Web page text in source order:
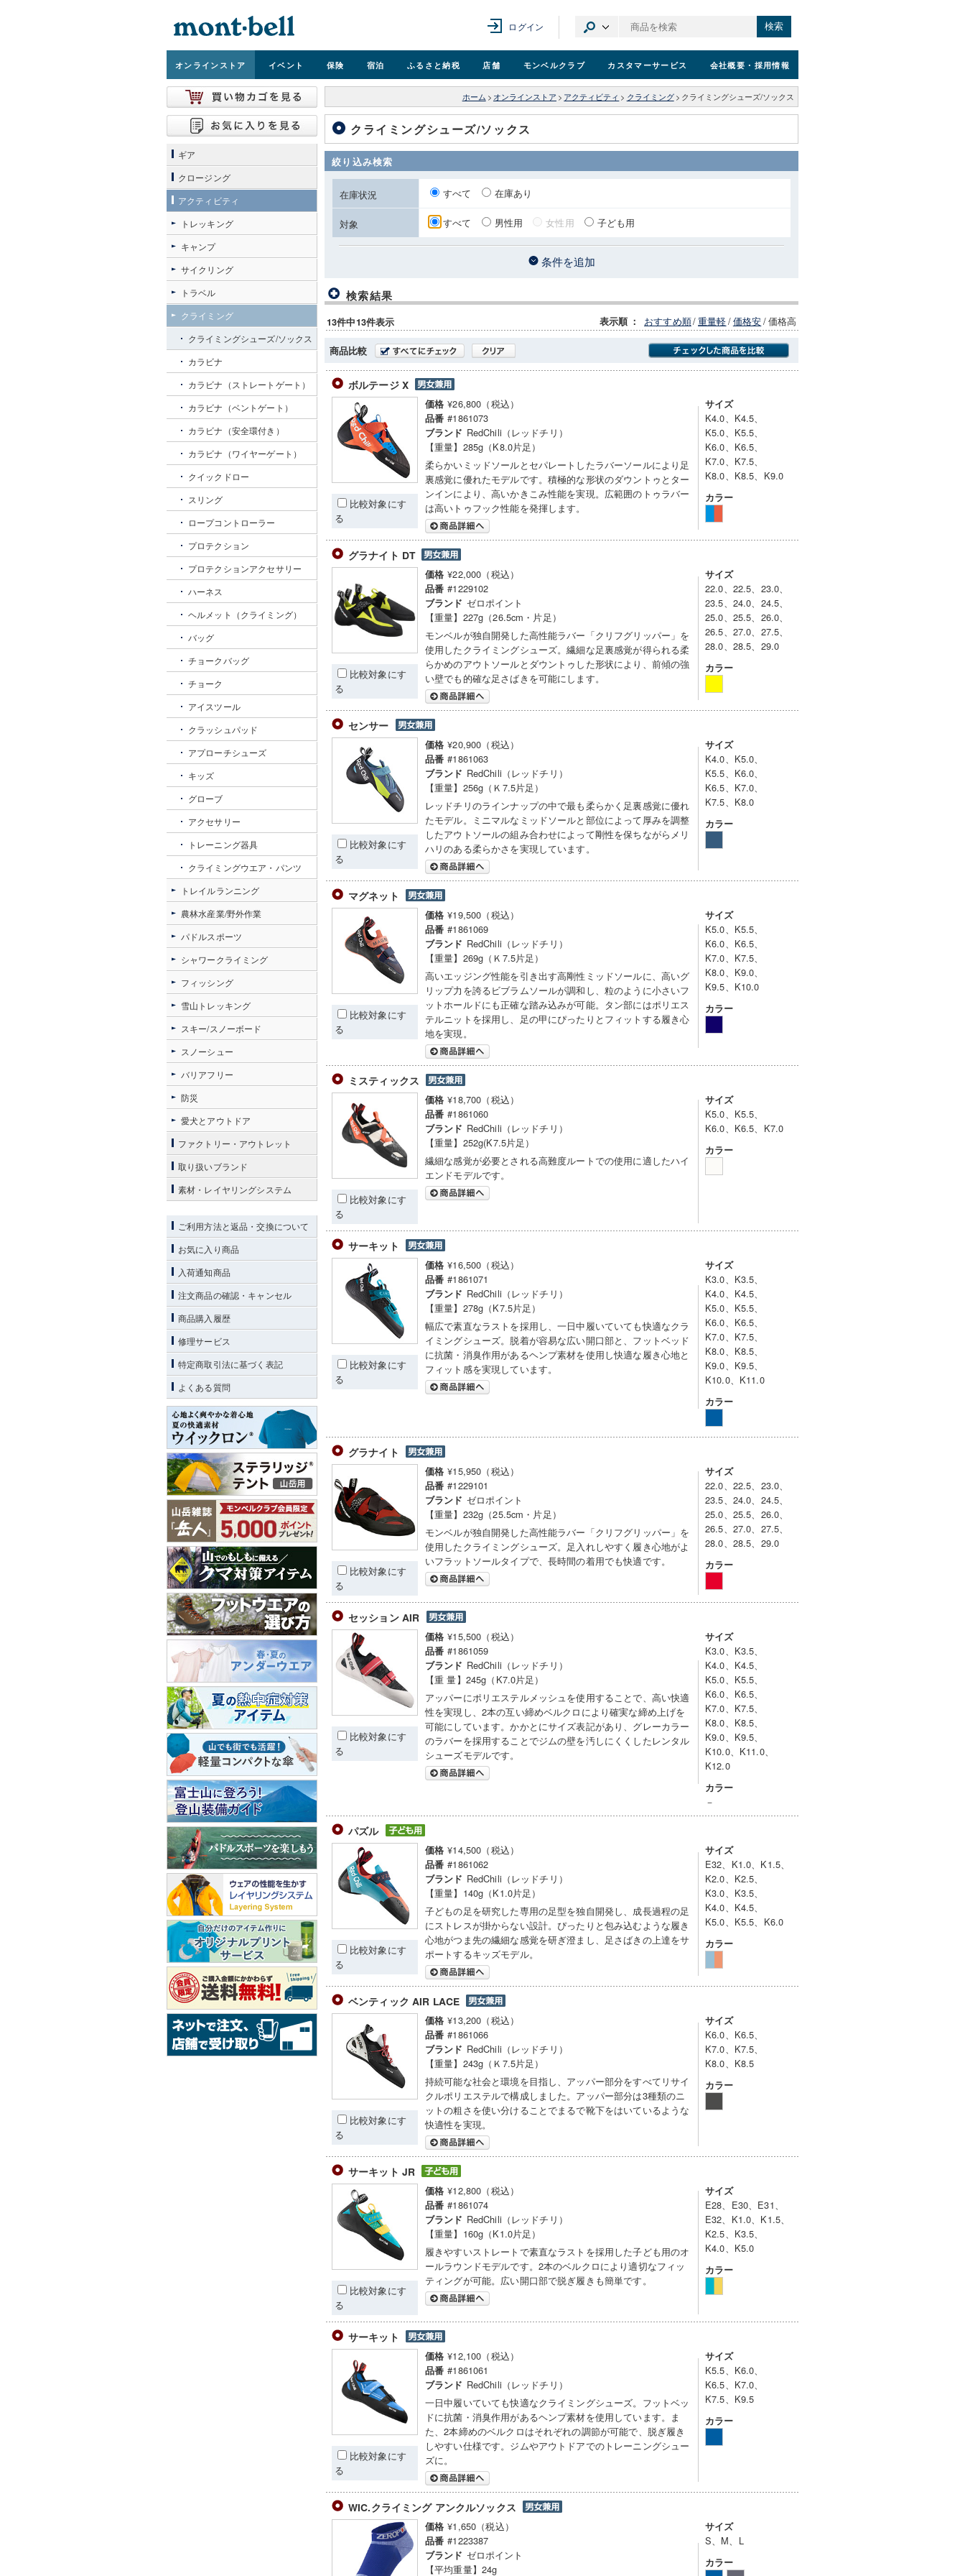
ログイン 検索
オンラインストア イベント 保険 宿泊 ふるさと納税 店舗 モンベルクラブ カスタマーサービス 会社概要 ・採用情報
ホーム > オンラインストア > アクティビティ > クライミング > クライミングシューズ/ソックス
クライミングシューズ/ソックス
絞り込み検索
在庫状況 すべて 在庫あり
対象 すべて 男性用 女性用 子ども用
条件を追加
検索結果
13件中13件表示 表示順 ： おすすめ順/重量軽/価格安/価格高
商品比較
ボルテージ X
比較対象にす
る
価格 ¥26,800（税込）
品番 #1861073
ブランド RedChili（レッドチリ）
【重量】285g（K8.0片足）
柔らかいミッドソールとセパレートしたラバーソールにより足
裏感覚に優れたモデルです。積極的な形状のダウントゥとター
ンインにより、高いかきこみ性能を実現。広範囲のトゥラバー
は高いトゥフック性能を発揮します。
サイズ
K4.0、K4.5、
K5.0、K5.5、
K6.0、K6.5、
K7.0、K7.5、
K8.0、K8.5、K9.0
カラー
グラナイト DT
比較対象にす
る
価格 ¥22,000（税込）
品番 #1229102
ブランド ゼロポイント
【重量】227g（26.5cm・片足）
モンベルが独自開発した高性能ラバー「クリフグリッパー」を
使用したクライミングシューズ。繊細な足裏感覚が得られる柔
らかめのアウトソールとダウントゥした形状により、前傾の強
い壁でも的確な足さばきを可能にします。
サイズ
22.0、22.5、23.0、
23.5、24.0、24.5、
25.0、25.5、26.0、
26.5、27.0、27.5、
28.0、28.5、29.0
カラー
センサー
比較対象にす
る
価格 ¥20,900（税込）
品番 #1861063
ブランド RedChili（レッドチリ）
【重量】256g（Ｋ7.5片足）
レッドチリのラインナップの中で最も柔らかく足裏感覚に優れ
たモデル。ミニマルなミッドソールと部位によって厚みを調整
したアウトソールの組み合わせによって剛性を保ちながらメリ
ハリのある柔らかさを実現しています。
サイズ
K4.0、K5.0、
K5.5、K6.0、
K6.5、K7.0、
K7.5、K8.0
カラー
マグネット
比較対象にす
る
価格 ¥19,500（税込）
品番 #1861069
ブランド RedChili（レッドチリ）
【重量】269g（Ｋ7.5片足）
高いエッジング性能を引き出す高剛性ミッドソールに、高いグ
リップ力を誇るビブラムソールが調和し、粒のように小さいフ
ットホールドにも正確な踏み込みが可能。タン部にはポリエス
テルニットを採用し、足の甲にぴったりとフィットする履き心
地を実現。
サイズ
K5.0、K5.5、
K6.0、K6.5、
K7.0、K7.5、
K8.0、K9.0、
K9.5、K10.0
カラー
ミスティックス
比較対象にす
る
価格 ¥18,700（税込）
品番 #1861060
ブランド RedChili（レッドチリ）
【重量】252g(K7.5片足）
繊細な感覚が必要とされる高難度ルートでの使用に適したハイ
エンドモデルです。
サイズ
K5.0、K5.5、
K6.0、K6.5、K7.0
カラー
サーキット
比較対象にす
る
価格 ¥16,500（税込）
品番 #1861071
ブランド RedChili（レッドチリ）
【重量】278g（K7.5片足）
幅広で素直なラストを採用し、一日中履いていても快適なクラ
イミングシューズ。脱着が容易な広い開口部と、フットベッド
に抗菌・消臭作用があるヘンプ素材を使用し快適な履き心地と
フィット感を実現しています。
サイズ
K3.0、K3.5、
K4.0、K4.5、
K5.0、K5.5、
K6.0、K6.5、
K7.0、K7.5、
K8.0、K8.5、
K9.0、K9.5、
K10.0、K11.0
カラー
グラナイト
比較対象にす
る
価格 ¥15,950（税込）
品番 #1229101
ブランド ゼロポイント
【重量】232g（25.5cm・片足）
モンベルが独自開発した高性能ラバー「クリフグリッパー」を
使用したクライミングシューズ。足入れしやすく履き心地がよ
いフラットソールタイプで、長時間の着用でも快適です。
サイズ
22.0、22.5、23.0、
23.5、24.0、24.5、
25.0、25.5、26.0、
26.5、27.0、27.5、
28.0、28.5、29.0
カラー
セッション AIR
比較対象にす
る
価格 ¥15,500（税込）
品番 #1861059
ブランド RedChili（レッドチリ）
【重 量】245g（K7.0片足）
アッパーにポリエステルメッシュを使用することで、高い快適
性を実現し、2本の互い締めベルクロにより確実な締め上げを
可能にしています。かかとにサイズ表記があり、グレーカラー
のラバーを採用することでジムの壁を汚しにくくしたレンタル
シューズモデルです。
サイズ
K3.0、K3.5、
K4.0、K4.5、
K5.0、K5.5、
K6.0、K6.5、
K7.0、K7.5、
K8.0、K8.5、
K9.0、K9.5、
K10.0、K11.0、
K12.0
カラー
－
パズル
比較対象にす
る
価格 ¥14,500（税込）
品番 #1861062
ブランド RedChili（レッドチリ）
【重量】140g（K1.0片足）
子どもの足を研究した専用の足型を独自開発し、成長過程の足
にストレスが掛からない設計。ぴったりと包み込むような履き
心地がつま先の繊細な感覚を研ぎ澄まし、足さばきの上達をサ
ポートするキッズモデル。
サイズ
E32、K1.0、K1.5、
K2.0、K2.5、
K3.0、K3.5、
K4.0、K4.5、
K5.0、K5.5、K6.0
カラー
ベンティック AIR LACE
比較対象にす
る
価格 ¥13,200（税込）
品番 #1861066
ブランド RedChili（レッドチリ）
【重量】243g（Ｋ7.5片足）
持続可能な社会と環境を目指し、アッパー部分をすべてリサイ
クルポリエステルで構成しました。アッパー部分は3種類のニ
ットの粗さを使い分けることでまるで靴下をはいているような
快適性を実現。
サイズ
K6.0、K6.5、
K7.0、K7.5、
K8.0、K8.5
カラー
サーキット JR
比較対象にす
る
価格 ¥12,800（税込）
品番 #1861074
ブランド RedChili（レッドチリ）
【重量】160g（K1.0片足）
履きやすいストレートで素直なラストを採用した子ども用のオ
ールラウンドモデルです。2本のベルクロにより適切なフィッ
ティングが可能。広い開口部で脱ぎ履きも簡単です。
サイズ
E28、E30、E31、
E32、K1.0、K1.5、
K2.5、K3.5、
K4.0、K5.0
カラー
サーキット
比較対象にす
る
価格 ¥12,100（税込）
品番 #1861061
ブランド RedChili（レッドチリ）
一日中履いていても快適なクライミングシューズ。フットベッ
ドに抗菌・消臭作用があるヘンプ素材を使用しています。ま
た、2本締めのベルクロはそれぞれの調節が可能で、脱ぎ履き
しやすい仕様です。ジムやアウトドアでのトレーニングシュー
ズに。
サイズ
K5.5、K6.0、
K6.5、K7.0、
K7.5、K9.5
カラー
WIC.クライミング アンクルソックス
価格 ¥1,650（税込）
品番 #1223387
ブランド ゼロポイント
【平均重量】24g
サイズ
S、M、L
カラー
ギア
クロージング
アクティビティ
トレッキング
キャンプ
サイクリング
トラベル
クライミング
クライミングシューズ/ソックス
カラビナ
カラビナ（ストレートゲート）
カラビナ（ベントゲート）
カラビナ（安全環付き）
カラビナ（ワイヤーゲート）
クイックドロー
スリング
ロープコントローラー
プロテクション
プロテクションアクセサリー
ハーネス
ヘルメット（クライミング）
バッグ
チョークバッグ
チョーク
アイスツール
クラッシュパッド
アプローチシューズ
キッズ
グローブ
アクセサリー
トレーニング器具
クライミングウエア・パンツ
トレイルランニング
農林水産業/野外作業
パドルスポーツ
シャワークライミング
フィッシング
雪山トレッキング
スキー/スノーボード
スノーシュー
バリアフリー
防災
愛犬とアウトドア
ファクトリー・アウトレット
取り扱いブランド
素材・レイヤリングシステム
ご利用方法と返品・交換について
お気に入り商品
入荷通知商品
注文商品の確認・キャンセル
商品購入履歴
修理サービス
特定商取引法に基づく表記
よくある質問